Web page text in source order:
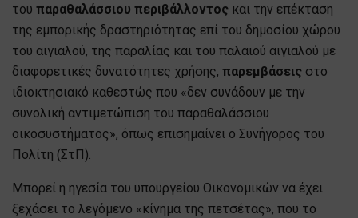
του παραθαλάσσιου περιβάλλοντος και την επέκταση
της εμπορικής δραστηριότητας επί του δημοσίου χώρου
του αιγιαλού, της παραλίας και του παλαιού αιγιαλού με
διαφορετικές δυνατότητες χρήσης, παρεμβάσεις στο
ιδιοκτησιακό καθεστώς που «δεν συνάδουν με την
συνολική αντιμετώπιση του παραθαλάσσιου
οικοσυστήματος», όπως επισημαίνει ο Συνήγορος του
Πολίτη (ΣτΠ).
Μπορεί η ηγεσία του υπουργείου Οικονομικών να έχει
ξεχάσει το λεγόμενο «κίνημα της πετσέτας», που το